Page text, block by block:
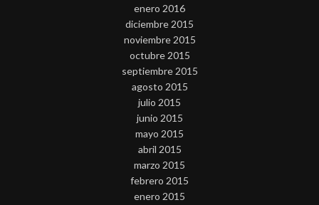
enero 2016
diciembre 2015
noviembre 2015
octubre 2015
septiembre 2015
agosto 2015
julio 2015
junio 2015
mayo 2015
abril 2015
marzo 2015
febrero 2015
enero 2015